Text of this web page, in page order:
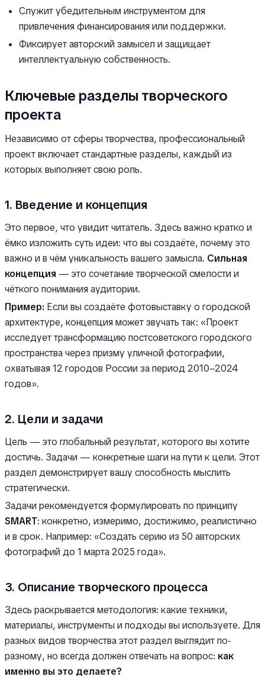
Служит убедительным инструментом для
привлечения финансирования или поддержки.
Фиксирует авторский замысел и защищает
интеллектуальную собственность.
Ключевые разделы творческого
проекта
Независимо от сферы творчества, профессиональный
проект включает стандартные разделы, каждый из
которых выполняет свою роль.
1. Введение и концепция
Это первое, что увидит читатель. Здесь важно кратко и
ёмко изложить суть идеи: что вы создаёте, почему это
важно и в чём уникальность вашего замысла. Сильная
концепция — это сочетание творческой смелости и
чёткого понимания аудитории.
Пример: Если вы создаёте фотовыставку о городской
архитектуре, концепция может звучать так: «Проект
исследует трансформацию постсоветского городского
пространства через призму уличной фотографии,
охватывая 12 городов России за период 2010–2024
годов».
2. Цели и задачи
Цель — это глобальный результат, которого вы хотите
достичь. Задачи — конкретные шаги на пути к цели. Этот
раздел демонстрирует вашу способность мыслить
стратегически.
Задачи рекомендуется формулировать по принципу
SMART: конкретно, измеримо, достижимо, реалистично
и в срок. Например: «Создать серию из 50 авторских
фотографий до 1 марта 2025 года».
3. Описание творческого процесса
Здесь раскрывается методология: какие техники,
материалы, инструменты и подходы вы используете. Для
разных видов творчества этот раздел выглядит по-
разному, но всегда должен отвечать на вопрос: как
именно вы это делаете?